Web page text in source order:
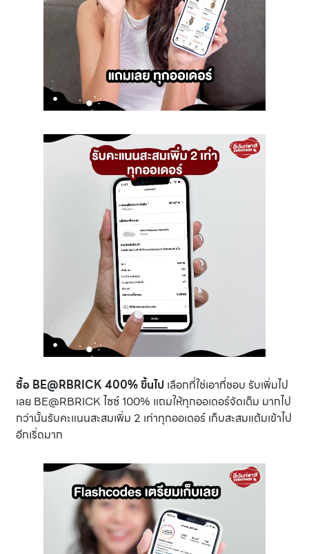
ซื้อ BE@RBRICK 400% ขึ้นไป เลือกที่ใช่เอาที่ชอบ รับเพิ่มไป
เลย BE@RBRICK ไซซ์ 100% แถมให้ทุกออเดอร์จัดเต็ม มากไป
กว่านั้นรับคะแนนสะสมเพิ่ม 2 เท่าทุกออเดอร์ เก็บสะสมแต้มเข้าไป
อีกเริ่ดมาก